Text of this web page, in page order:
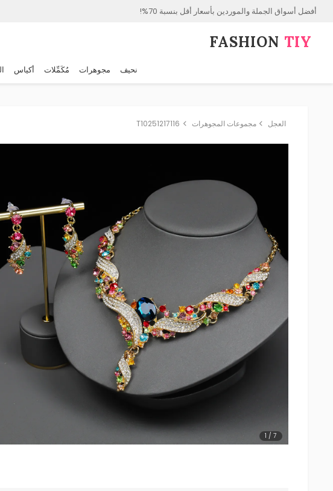
أفضل أسواق الجملة والموردين بأسعار أقل بنسبة 70%!
FASHION⁠ TIY
نحيف مجوهرات مُكَمِّلات أكياس
العجل مجموعات المجوهرات T10251217116
1 /7